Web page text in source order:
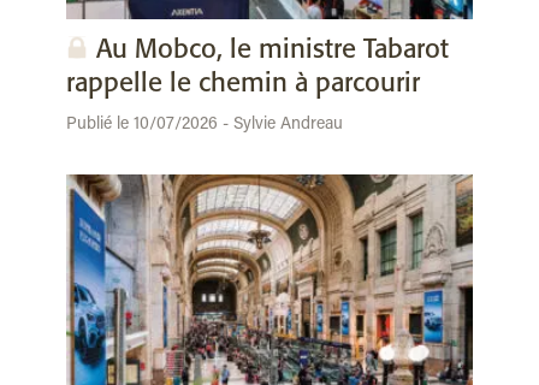
Au Mobco, le ministre Tabarot
rappelle le chemin à parcourir
Publié le 10/07/2026 - Sylvie Andreau